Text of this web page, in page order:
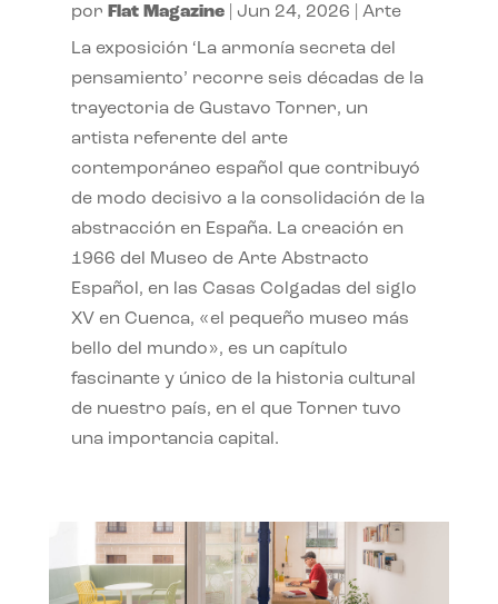
por Flat Magazine| Jun 24, 2026 Arte
La exposición ‘La armonía secreta del
pensamiento’ recorre seis décadas de la
trayectoria de Gustavo Torner, un
artista referente del arte
contemporáneo español que contribuyó
de modo decisivo a la consolidación de la
abstracción en España. La creación en
1966 del Museo de Arte Abstracto
Español, en las Casas Colgadas del siglo
XV en Cuenca, «el pequeño museo más
bello del mundo», es un capítulo
fascinante y único de la historia cultural
de nuestro país, en el que Torner tuvo
una importancia capital.